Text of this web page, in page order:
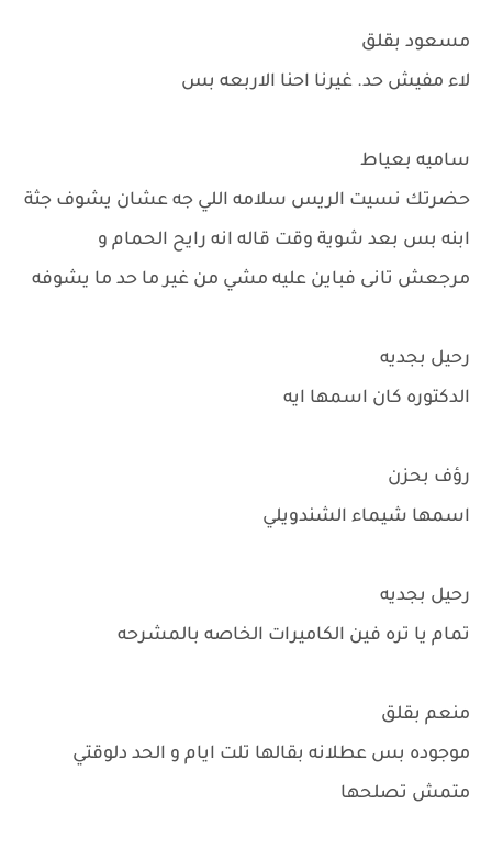
مسعود بقلق
لاء مفيش حد. غيرنا احنا الاربعه بس
ساميه بعياط
حضرتك نسيت الريس سلامه اللي جه عشان يشوف جثة
ابنه بس بعد شوية وقت قاله انه رايح الحمام و
مرجعش تانى فباين عليه مشي من غير ما حد ما يشوفه
رحيل بجديه
الدكتوره كان اسمها ايه
رؤف بحزن
اسمها شيماء الشندويلي
رحيل بجديه
تمام يا تره فين الكاميرات الخاصه بالمشرحه
منعم بقلق
موجوده بس عطلانه بقالها تلت ايام و الحد دلوقتي
متمش تصلحها